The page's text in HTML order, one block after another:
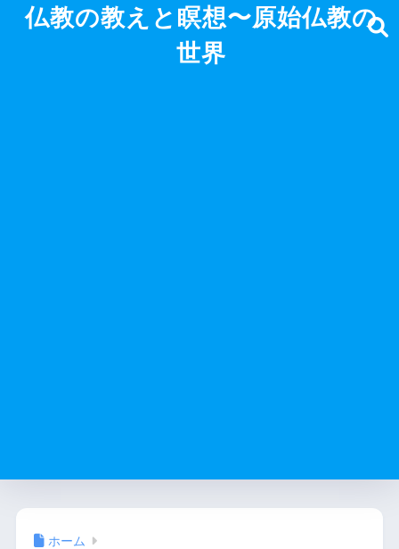
仏教の教えと瞑想〜原始仏教の
世界
ホーム